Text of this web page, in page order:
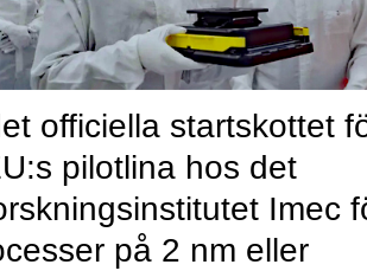
officiella startskottet
pilotlina hos det
Imec
på 2 nm eller